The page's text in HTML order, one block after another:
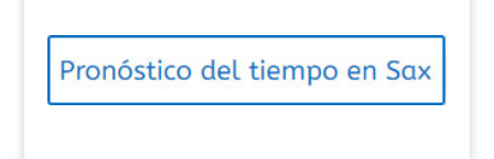
o
í